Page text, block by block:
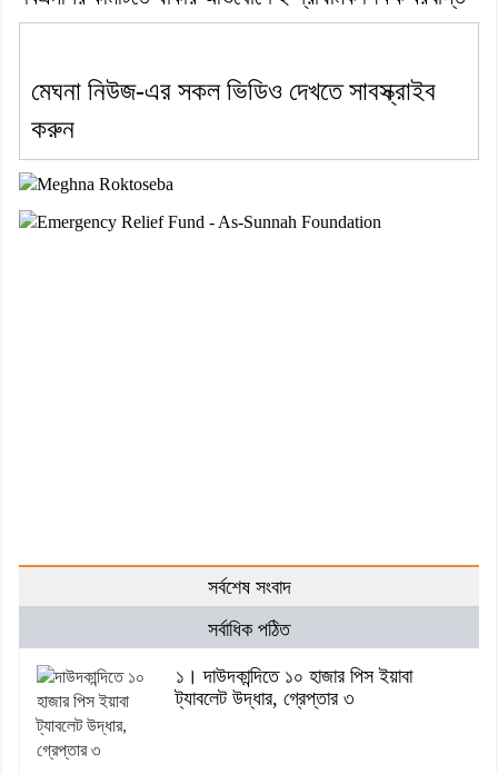
মেঘনা নিউজ-এর সকল ভিডিও দেখতে সাবস্ক্রাইব
করুন
সর্বশেষ সংবাদ
সর্বাধিক পঠিত
১। দাউদকান্দিতে ১০ হাজার পিস ইয়াবা
ট্যাবলেট উদ্ধার, গ্রেপ্তার ৩